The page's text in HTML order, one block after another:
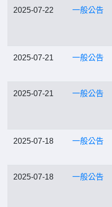
2025-07-22 一般公告
2025-07-21 一般公告
2025-07-21 一般公告
2025-07-18 一般公告
2025-07-18 一般公告